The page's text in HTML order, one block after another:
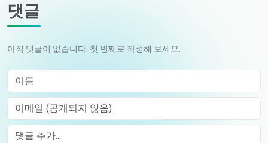
댓글
아직 댓글이 없습니다. 첫 번째로 작성해 보세요.
이름
이메일 (공개되지 않음)
Comment